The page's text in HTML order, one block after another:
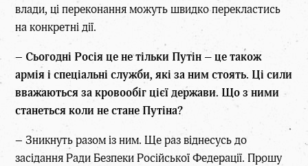
влади, ці переконання можуть швидко перекластись
на конкретні дії.
– Сьогодні Росія це не тільки Путін – це також
армія і спеціальні служби, які за ним стоять. Ці сили
вважаються за кровообіг цієї держави. Що з ними
станеться коли не стане Путіна?
– Зникнуть разом із ним. Ще раз віднесусь до
засідання Ради Безпеки Російської Федерації. Прошу